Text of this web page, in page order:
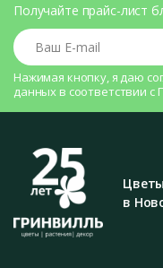
Получайте прайс-лист
Ваш E-mail
Нажимая кнопку, я даю
данных в соответствии с
в